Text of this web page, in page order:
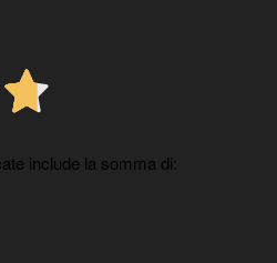
include la somma di: